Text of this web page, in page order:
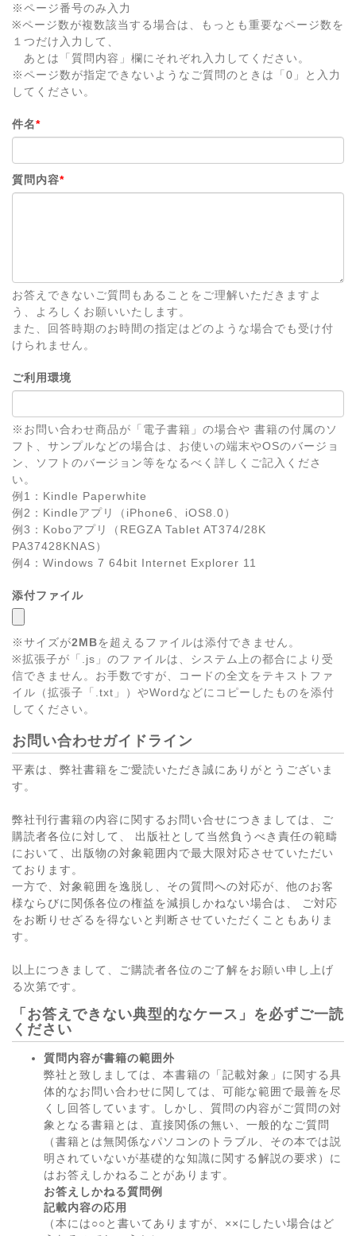
※ページ番号のみ入力
※ページ数が複数該当する場合は、もっとも重要なページ数を
１つだけ入力して、
あとは「質問内容」欄にそれぞれ入力してください。
※ページ数が指定できないようなご質問のときは「0」と入力
してください。
件名*
質問内容*
お答えできないご質問もあることをご理解いただきますよ
う、よろしくお願いいたします。
また、回答時期のお時間の指定はどのような場合でも受け付
けられません。
ご利用環境
※お問い合わせ商品が「電子書籍」の場合や 書籍の付属のソ
フト、サンプルなどの場合は、お使いの端末やOSのバージョ
ン、ソフトのバージョン等をなるべく詳しくご記入くださ
い。
例1：Kindle Paperwhite
例2：Kindleアプリ（iPhone6、iOS8.0）
例3：Koboアプリ（REGZA Tablet AT374/28K
PA37428KNAS）
例4：Windows 7 64bit Internet Explorer 11
添付ファイル
※サイズが2MBを超えるファイルは添付できません。
※拡張子が「.js」のファイルは、システム上の都合により受
信できません。お手数ですが、コードの全文をテキストファ
イル（拡張子「.txt」）やWordなどにコピーしたものを添付
してください。
お問い合わせガイドライン
平素は、弊社書籍をご愛読いただき誠にありがとうございま
す。
弊社刊行書籍の内容に関するお問い合せにつきましては、ご
購読者各位に対して、 出版社として当然負うべき責任の範疇
において、出版物の対象範囲内で最大限対応させていただい
ております。
一方で、対象範囲を逸脱し、その質問への対応が、他のお客
様ならびに関係各位の権益を減損しかねない場合は、 ご対応
をお断りせざるを得ないと判断させていただくこともありま
す。
以上につきまして、ご購読者各位のご了解をお願い申し上げ
る次第です。
「お答えできない典型的なケース」を必ずご一読
ください
質問内容が書籍の範囲外
弊社と致しましては、本書籍の「記載対象」に関する具
体的なお問い合わせに関しては、可能な範囲で最善を尽
くし回答しています。しかし、質問の内容がご質問の対
象となる書籍とは、直接関係の無い、一般的なご質問
（書籍とは無関係なパソコンのトラブル、その本では説
明されていないが基礎的な知識に関する解説の要求）に
はお答えしかねることがあります。
お答えしかねる質問例
記載内容の応用
（本には○○と書いてありますが、××にしたい場合はど